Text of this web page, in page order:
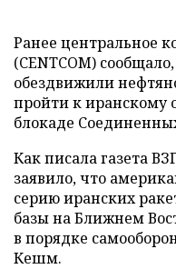
Ранее центральное
(CENTCOM)
обездвижили
пройти к иранскому
блокаде
Как писала газета
заявило, что
серию иранских
базы на Ближнем
в порядке
Кешм.